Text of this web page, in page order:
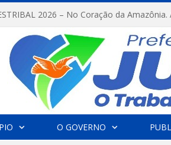
O GOVERNO